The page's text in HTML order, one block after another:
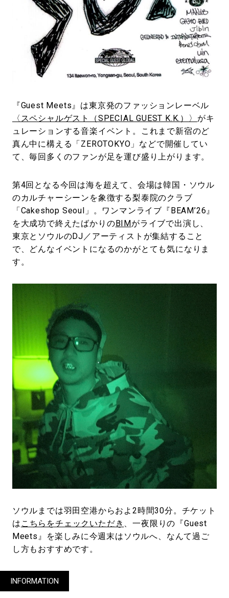
『Guest Meets』は東京発のファッションレーベル
〈スペシャルゲスト（SPECIAL GUEST K.K.）〉 がキ
ュレーションする音楽イベント。これまで新宿のど
真ん中に構える「ZEROTOKYO」などで開催してい
て、毎回多くのファンが足を運び盛り上がります。
第4回となる今回は海を超えて、会場は韓国・ソウル
のカルチャーシーンを象徴する梨泰院のクラブ
「Cakeshop Seoul」。ワンマンライブ『BEAM’26』
を大成功で終えたばかりのBIMがライブで出演し、
東京とソウルのDJ／アーティストが集結すること
で、どんなイベントになるのかがとても気になりま
す。
ソウルまでは羽田空港からおよ2時間30分。チケット
は こちらをチェックいただき 、一夜限りの『Guest
Meets』を楽しみに今週末はソウルへ、なんて過ご
し方もおすすめです。
INFORMATION